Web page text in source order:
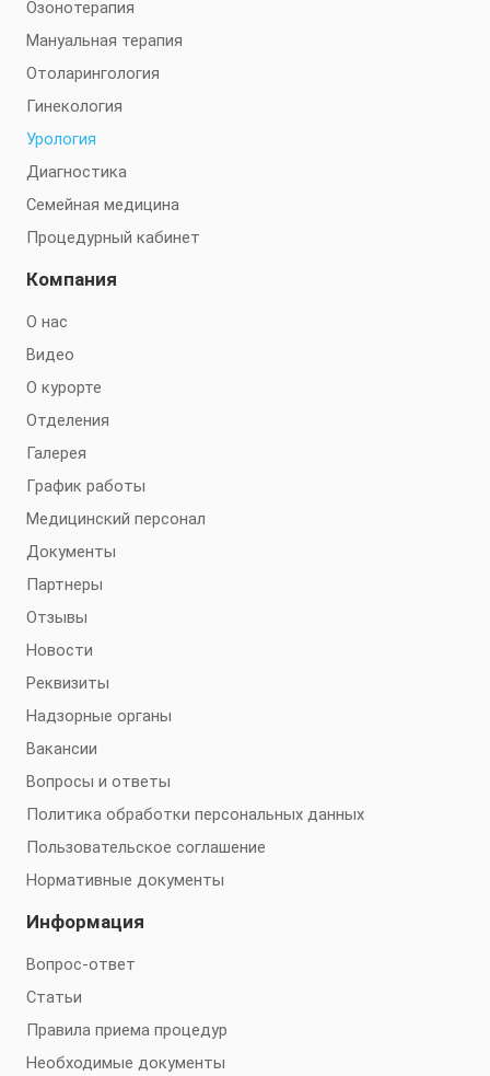
Озонотерапия
Мануальная терапия
Отоларингология
Гинекология
Урология
Диагностика
Семейная медицина
Процедурный кабинет
Компания
О нас
Видео
О курорте
Отделения
Галерея
График работы
Медицинский персонал
Документы
Партнеры
Отзывы
Новости
Реквизиты
Надзорные органы
Вакансии
Вопросы и ответы
Политика обработки персональных данных
Пользовательское соглашение
Нормативные документы
Информация
Вопрос-ответ
Статьи
Правила приема процедур
Необходимые документы